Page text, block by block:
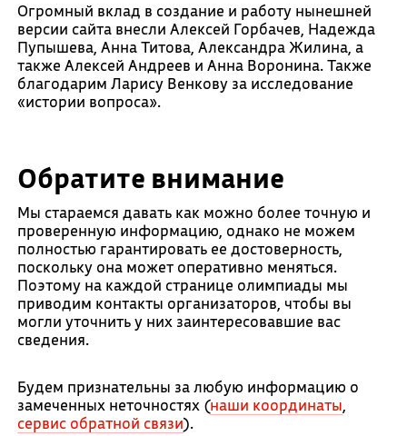
Огромный вклад в создание и работу нынешней
версии сайта внесли Алексей Горбачев, Надежда
Пупышева, Анна Титова, Александра Жилина, а
также Алексей Андреев и Анна Воронина. Также
благодарим Ларису Венкову за исследование
«истории вопроса».
Обратите внимание
Мы стараемся давать как можно более точную и
проверенную информацию, однако не можем
полностью гарантировать ее достоверность,
поскольку она может оперативно меняться.
Поэтому на каждой странице олимпиады мы
приводим контакты организаторов, чтобы вы
могли уточнить у них заинтересовавшие вас
сведения.
Будем признательны за любую информацию о
замеченных неточностях (наши координаты
сервис обратной связи).